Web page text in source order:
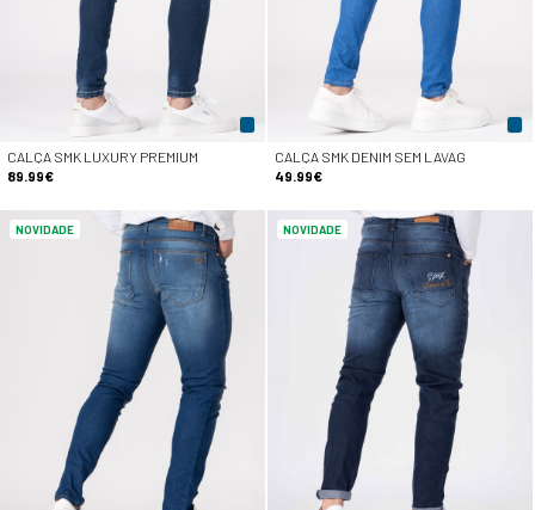
CALÇA SMK LUXURY PREMIUM
89.99€
CALÇA SMK DENIM SEM LAVAG
49.99€
NOVIDADE NOVIDADE